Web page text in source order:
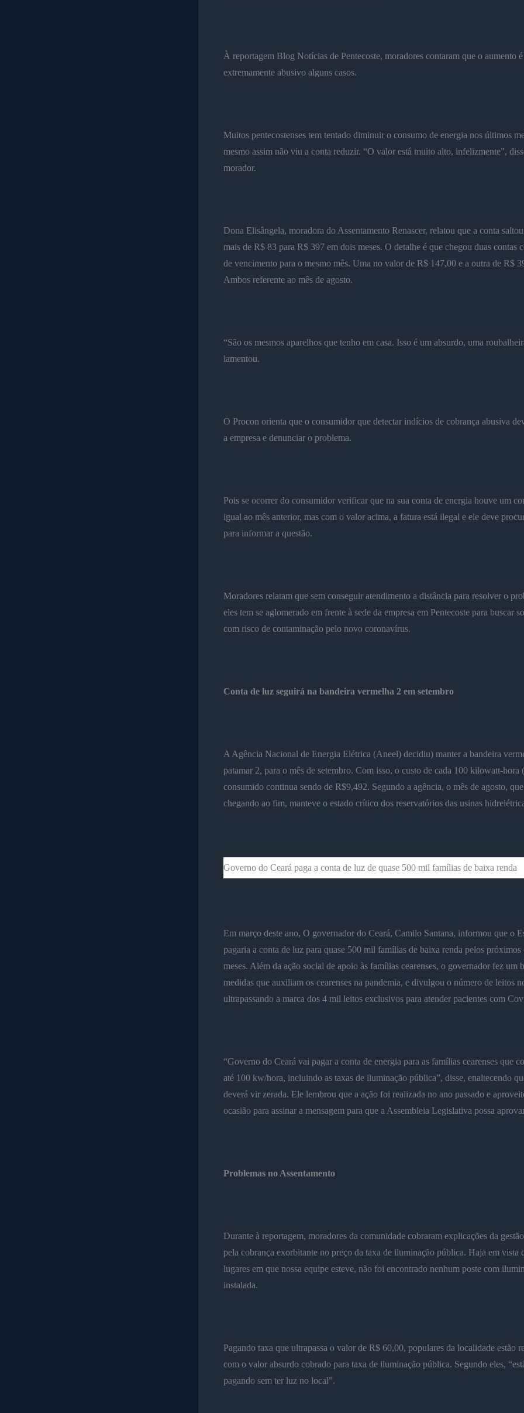
À reportagem Blog Notícias de Pentecoste, moradores contaram que o aumento é
extremamente abusivo alguns casos.
Muitos pentecostenses tem tentado diminuir o consumo de energia nos últimos
mesmo assim não viu a conta reduzir. “O valor está muito alto, infelizmente”,
morador.
Dona Elisângela, moradora do Assentamento Renascer, relatou que a conta
mais de R$ 83 para R$ 397 em dois meses. O detalhe é que chegou duas contas
de vencimento para o mesmo mês. Uma no valor de R$ 147,00 e a outra de R$
Ambos referente ao mês de agosto.
“São os mesmos aparelhos que tenho em casa. Isso é um absurdo, uma
lamentou.
O Procon orienta que o consumidor que detectar indícios de cobrança abusiva
a empresa e denunciar o problema.
Pois se ocorrer do consumidor verificar que na sua conta de energia houve um
igual ao mês anterior, mas com o valor acima, a fatura está ilegal e ele deve
para informar a questão.
Moradores relatam que sem conseguir atendimento a distância para resolver o
eles tem se aglomerado em frente à sede da empresa em Pentecoste para buscar
com risco de contaminação pelo novo coronavírus.
Conta de luz seguirá na bandeira vermelha 2 em setembro
A Agência Nacional de Energia Elétrica (Aneel) decidiu) manter a bandeira
patamar 2, para o mês de setembro. Com isso, o custo de cada 100 kilowatt-hora
consumido continua sendo de R$9,492. Segundo a agência, o mês de agosto, que
chegando ao fim, manteve o estado crítico dos reservatórios das usinas
Governo do Ceará paga a conta de luz de quase 500 mil famílias de baixa renda
Em março deste ano, O governador do Ceará, Camilo Santana, informou que o
pagaria a conta de luz para quase 500 mil famílias de baixa renda pelos próximos
meses. Além da ação social de apoio às famílias cearenses, o governador fez um
medidas que auxiliam os cearenses na pandemia, e divulgou o número de leitos
ultrapassando a marca dos 4 mil leitos exclusivos para atender pacientes com
“Governo do Ceará vai pagar a conta de energia para as famílias cearenses que
até 100 kw/hora, incluindo as taxas de iluminação pública”, disse, enaltecendo
deverá vir zerada. Ele lembrou que a ação foi realizada no ano passado e
ocasião para assinar a mensagem para que a Assembleia Legislativa possa
Problemas no Assentamento
Durante à reportagem, moradores da comunidade cobraram explicações da
pela cobrança exorbitante no preço da taxa de iluminação pública. Haja em vista
lugares em que nossa equipe esteve, não foi encontrado nenhum poste com
instalada.
Pagando taxa que ultrapassa o valor de R$ 60,00, populares da localidade estão
com o valor absurdo cobrado para taxa de iluminação pública. Segundo eles,
pagando sem ter luz no local”.